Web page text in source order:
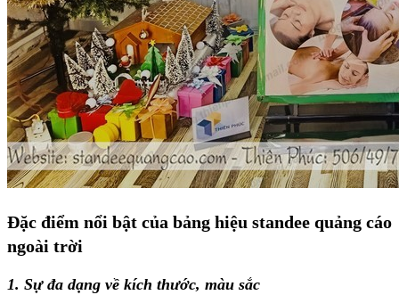
Đặc điểm nổi bật của bảng hiệu standee quảng cáo
ngoài trời
1. Sự đa dạng về kích thước, màu sắc